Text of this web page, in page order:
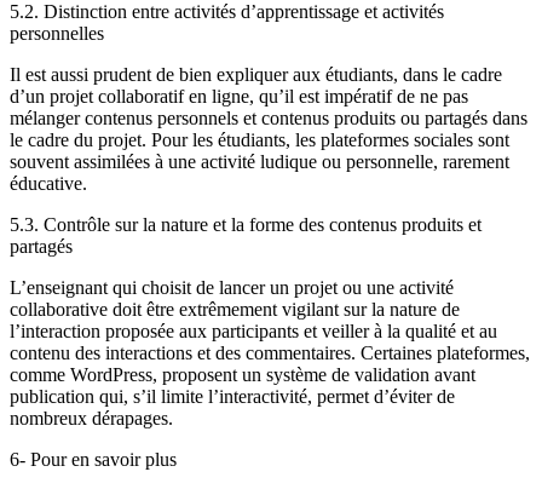
5.2. Distinction entre activités d’apprentissage et activités
personnelles
Il est aussi prudent de bien expliquer aux étudiants, dans le cadre
d’un projet collaboratif en ligne, qu’il est impératif de ne pas
mélanger contenus personnels et contenus produits ou partagés dans
le cadre du projet. Pour les étudiants, les plateformes sociales sont
souvent assimilées à une activité ludique ou personnelle, rarement
éducative.
5.3. Contrôle sur la nature et la forme des contenus produits et
partagés
L’enseignant qui choisit de lancer un projet ou une activité
collaborative doit être extrêmement vigilant sur la nature de
l’interaction proposée aux participants et veiller à la qualité et au
contenu des interactions et des commentaires. Certaines plateformes,
comme WordPress, proposent un système de validation avant
publication qui, s’il limite l’interactivité, permet d’éviter de
nombreux dérapages.
6- Pour en savoir plus